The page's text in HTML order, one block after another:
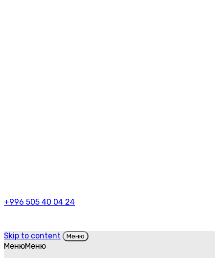
+996 505 40 04 24
Skip to content Меню
МенюМеню